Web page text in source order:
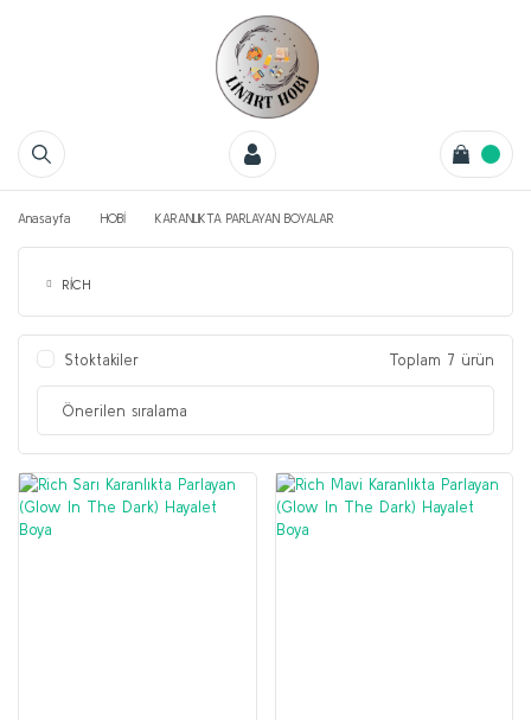
Anasayfa HOBİ KARANLIKTA PARLAYAN BOYALAR
RİCH
Stoktakiler Toplam 7 ürün